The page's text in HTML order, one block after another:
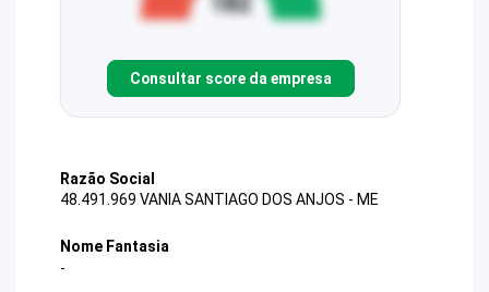
Consultar score da empresa
Razão Social
48.491.969 VANIA SANTIAGO DOS ANJOS - ME
Nome Fantasia
-